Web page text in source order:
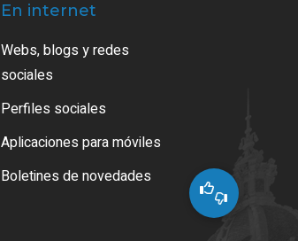
En internet
Webs, blogs y redes
sociales
Perfiles sociales
Aplicaciones para móviles
Boletines de novedades